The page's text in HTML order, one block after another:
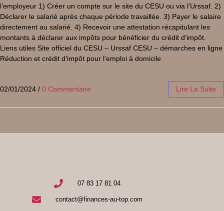
l’employeur 1) Créer un compte sur le site du CESU ou via l’Urssaf. 2)
Déclarer le salarié après chaque période travaillée. 3) Payer le salaire
directement au salarié. 4) Recevoir une attestation récapitulant les
montants à déclarer aux impôts pour bénéficier du crédit d’impôt.
Liens utiles Site officiel du CESU – Urssaf CESU – démarches en ligne
Réduction et crédit d’impôt pour l’emploi à domicile
02/01/2024 / 0 Commentaire Lire La Suite
07 83 17 81 04
contact@finances-au-top.com